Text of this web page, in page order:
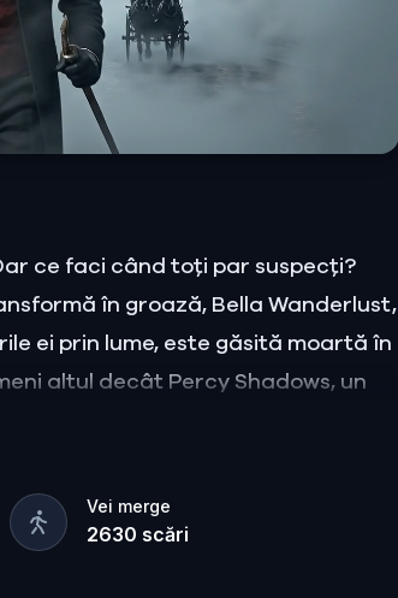
ce faci când toți par suspecți?
în groază, Bella Wanderlust,
ei prin lume, este găsită moartă în
altul decât Percy Shadows, un
Percy, actorul pasionat
bine ascunsă în umbrele
Vei merge
2630 scări